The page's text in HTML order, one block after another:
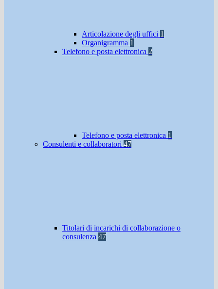
Articolazione degli uffici 1
Organigramma 1
Telefono e posta elettronica 2
Telefono e posta elettronica 1
Consulenti e collaboratori 47
Titolari di incarichi di collaborazione o
consulenza 47